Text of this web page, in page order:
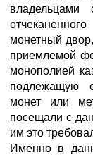
монетный
приемлемой
монополией
подлежащую
монет или
посещали с
им это
Именно в